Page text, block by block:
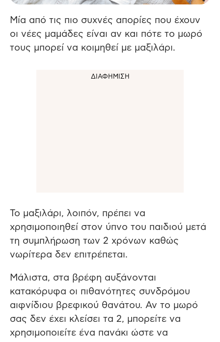
Μία από τις πιο συχνές απορίες που έχουν
οι νέες μαμάδες είναι αν και πότε το μωρό
τους μπορεί να κοιμηθεί με μαξιλάρι.
Το μαξιλάρι, λοιπόν, πρέπει να
χρησιμοποιηθεί στον ύπνο του παιδιού μετά
τη συμπλήρωση των 2 χρόνων καθώς
νωρίτερα δεν επιτρέπεται.
Μάλιστα, στα βρέφη αυξάνονται
κατακόρυφα οι πιθανότητες συνδρόμου
αιφνίδιου βρεφικού θανάτου. Αν το μωρό
σας δεν έχει κλείσει τα 2, μπορείτε να
χρησιμοποιείτε ένα πανάκι ώστε να